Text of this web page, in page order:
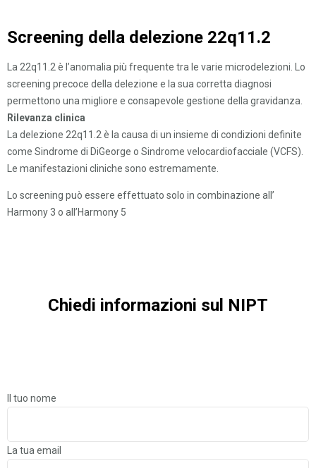
Screening della delezione 22q11.2
La 22q11.2 è l’anomalia più frequente tra le varie microdelezioni. Lo
screening precoce della delezione e la sua corretta diagnosi
permettono una migliore e consapevole gestione della gravidanza.
Rilevanza clinica
La delezione 22q11.2 è la causa di un insieme di condizioni definite
come Sindrome di DiGeorge o Sindrome velocardiofacciale (VCFS).
Le manifestazioni cliniche sono estremamente.
Lo screening può essere effettuato solo in combinazione all’
Harmony 3 o all’Harmony 5
Chiedi informazioni sul NIPT
Il tuo nome
La tua email